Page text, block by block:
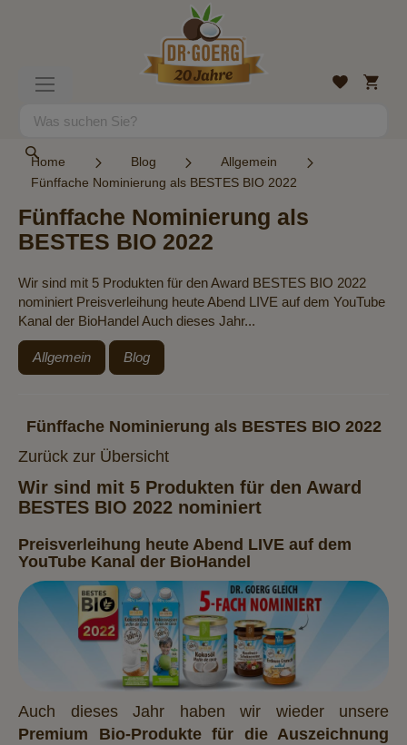
Suche
Wunschliste
Mein
Home Blog
Allgemein
Fünffache Nominierung als BESTES BIO 2022
Fünffache Nominierung als
BESTES BIO 2022
Wir sind mit 5 Produkten für den Award BESTES BIO 2022
nominiert Preisverleihung heute Abend LIVE auf dem YouTube
Kanal der BioHandel Auch dieses Jahr...
Allgemein Blog
Fünffache Nominierung als BESTES BIO 2022
Zurück zur Übersicht
Wir sind mit 5 Produkten für den Award
BESTES BIO 2022 nominiert
Preisverleihung heute Abend LIVE auf dem
YouTube Kanal der BioHandel
Auch dieses Jahr haben wir wieder unsere
Premium Bio-Produkte für die Auszeichnung